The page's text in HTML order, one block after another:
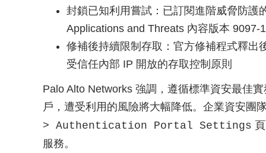
封鎖已知利用嘗試：已訂閱進階威脅防護
Applications and Threats 內容版本 9097-
修補後持續限制存取：官方修補程式釋出
受信任內部 IP 開放的存取控制原則
Palo Alto Networks 強調，遵循標準資安最佳
戶，遭受利用的風險將大幅降低。企業資安團
> Authentication Portal Settings
服務。